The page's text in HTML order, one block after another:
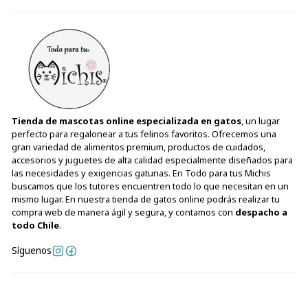
Tienda de mascotas online especializada en gatos, un lugar
perfecto para regalonear a tus felinos favoritos. Ofrecemos una
gran variedad de alimentos premium, productos de cuidados,
accesorios y juguetes de alta calidad especialmente diseñados para
las necesidades y exigencias gatunas. En Todo para tus Michis
buscamos que los tutores encuentren todo lo que necesitan en un
mismo lugar. En nuestra tienda de gatos online podrás realizar tu
compra web de manera ágil y segura, y contamos con despacho a
todo Chile.
Síguenos